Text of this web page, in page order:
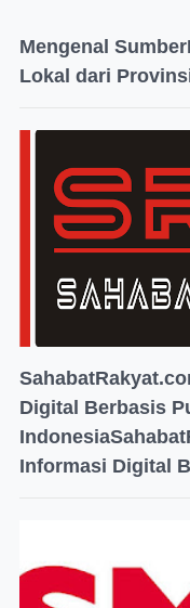
Mengenal
Lokal dari
Digital Berbasis
Informasi Digital